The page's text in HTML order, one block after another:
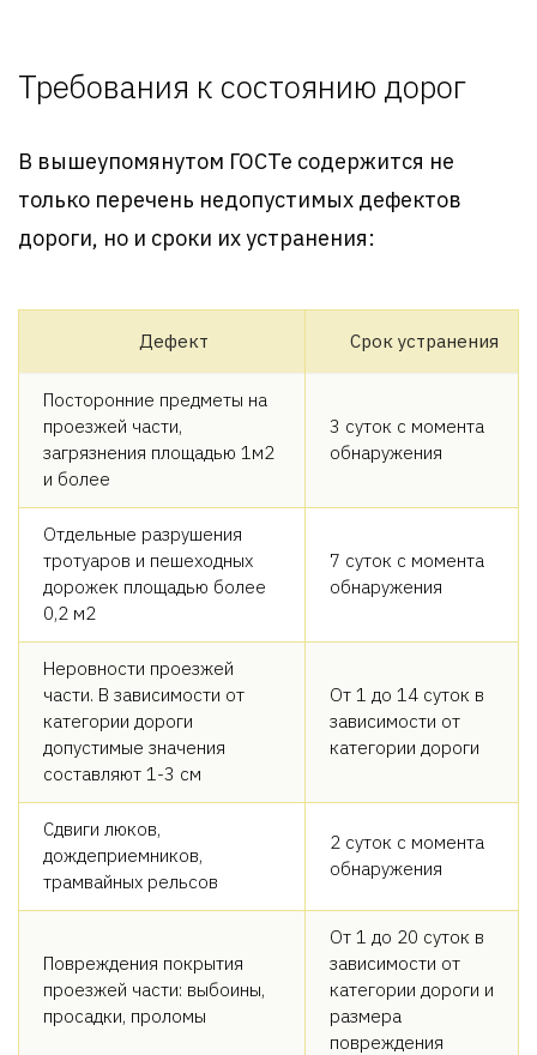
Требования к состоянию дорог
В вышеупомянутом ГОСТе содержится не
только перечень недопустимых дефектов
дороги, но и сроки их устранения:
Дефект Срок устранения
Посторонние предметы на
проезжей части,
загрязнения площадью 1м2
и более
3 суток с момента
обнаружения
Отдельные разрушения
тротуаров и пешеходных
дорожек площадью более
0,2 м2
7 суток с момента
обнаружения
Неровности проезжей
части. В зависимости от
категории дороги
допустимые значения
составляют 1-3 см
От 1 до 14 суток в
зависимости от
категории дороги
Сдвиги люков,
дождеприемников,
трамвайных рельсов
2 суток с момента
обнаружения
Повреждения покрытия
проезжей части: выбоины,
просадки, проломы
От 1 до 20 суток в
зависимости от
категории дороги и
размера
повреждения